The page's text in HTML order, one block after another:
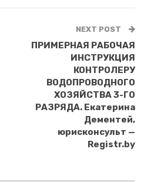
NEXT POST
ПРИМЕРНАЯ РАБОЧАЯ
ИНСТРУКЦИЯ
КОНТРОЛЕРУ
ВОДОПРОВОДНОГО
ХОЗЯЙСТВА 3-ГО
РАЗРЯДА. Екатерина
Дементей,
юрисконсульт —
Registr.by